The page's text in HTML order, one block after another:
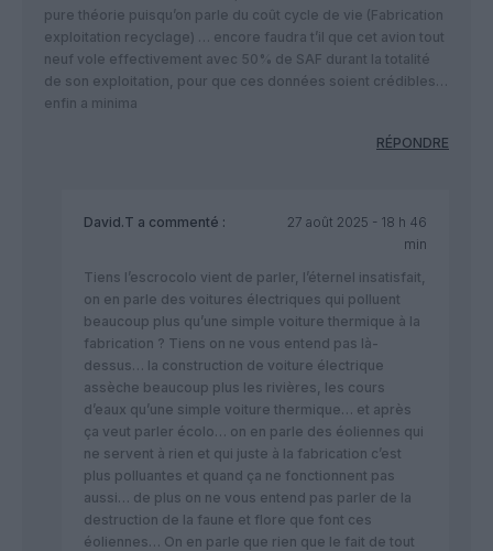
pure théorie puisqu’on parle du coût cycle de vie (Fabrication
exploitation recyclage) … encore faudra t’il que cet avion tout
neuf vole effectivement avec 50% de SAF durant la totalité
de son exploitation, pour que ces données soient crédibles…
enfin a minima
RÉPONDRE
David.T a commenté :
27 août 2025 - 18 h 46
min
Tiens l’escrocolo vient de parler, l’éternel insatisfait,
on en parle des voitures électriques qui polluent
beaucoup plus qu’une simple voiture thermique à la
fabrication ? Tiens on ne vous entend pas là-
dessus… la construction de voiture électrique
assèche beaucoup plus les rivières, les cours
d’eaux qu’une simple voiture thermique… et après
ça veut parler écolo… on en parle des éoliennes qui
ne servent à rien et qui juste à la fabrication c’est
plus polluantes et quand ça ne fonctionnent pas
aussi… de plus on ne vous entend pas parler de la
destruction de la faune et flore que font ces
éoliennes… On en parle que rien que le fait de tout